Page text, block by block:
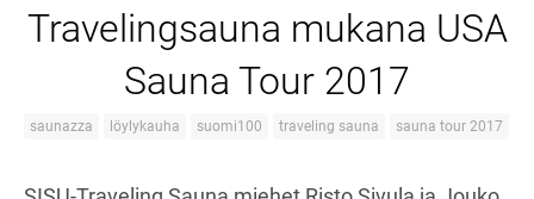
Travelingsauna mukana USA
Sauna Tour 2017
saunazza löylykauha suomi100 traveling sauna sauna tour 2017